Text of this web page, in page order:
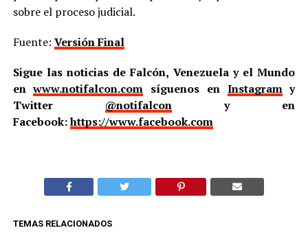
sobre el proceso judicial.
Fuente: Versión Final
Sigue las noticias de Falcón, Venezuela y el Mundo
enwww.notifalcon.com síguenos en Instagramy
Twitter @notifalcony en
Facebook:https://www.facebook.com
TEMAS RELACIONADOS